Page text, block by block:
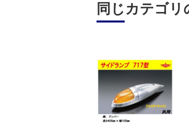
同じカテゴリ